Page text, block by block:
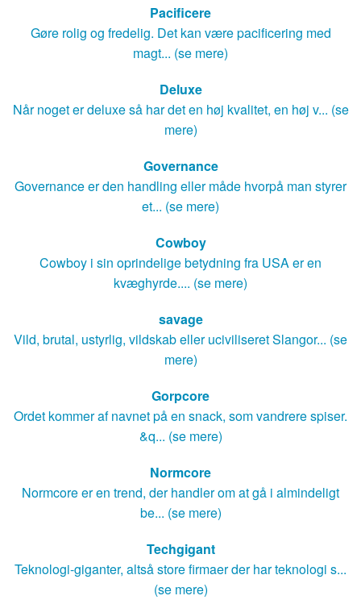
Pacificere
Gøre rolig og fredelig. Det kan være pacificering med
magt... (se mere)
Deluxe
Når noget er deluxe så har det en høj kvalitet, en høj v... (se
mere)
Governance
Governance er den handling eller måde hvorpå man styrer
et... (se mere)
Cowboy
Cowboy i sin oprindelige betydning fra USA er en
kvæghyrde.... (se mere)
savage
Vild, brutal, ustyrlig, vildskab eller uciviliseret Slangor... (se
mere)
Gorpcore
Ordet kommer af navnet på en snack, som vandrere spiser.
&q... (se mere)
Normcore
Normcore er en trend, der handler om at gå i almindeligt
be... (se mere)
Techgigant
Teknologi-giganter, altså store firmaer der har teknologi s...
(se mere)